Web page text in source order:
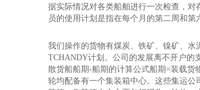
据实际情况对各类船舶进行一次检查，
员的使用计划是指在每个月的第二周和第
我们操作的货物有煤炭、铁矿、镍矿、
TCHANDY计划。公司的发展离不开户的
散货船船期-船期的计算公式船期=装载
轮均配备有一个集装箱中心。这些集运